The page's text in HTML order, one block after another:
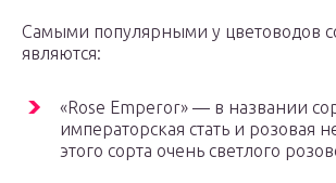
Самыми популярными у цветоводов
являются:
«Rose Emperor» — в названии
императорская стать и розовая
этого сорта очень светлого